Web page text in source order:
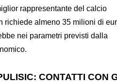
rappresentante del calcio
richiede almeno 35 milioni di
nei parametri previsti dalla
CONTATTI CON